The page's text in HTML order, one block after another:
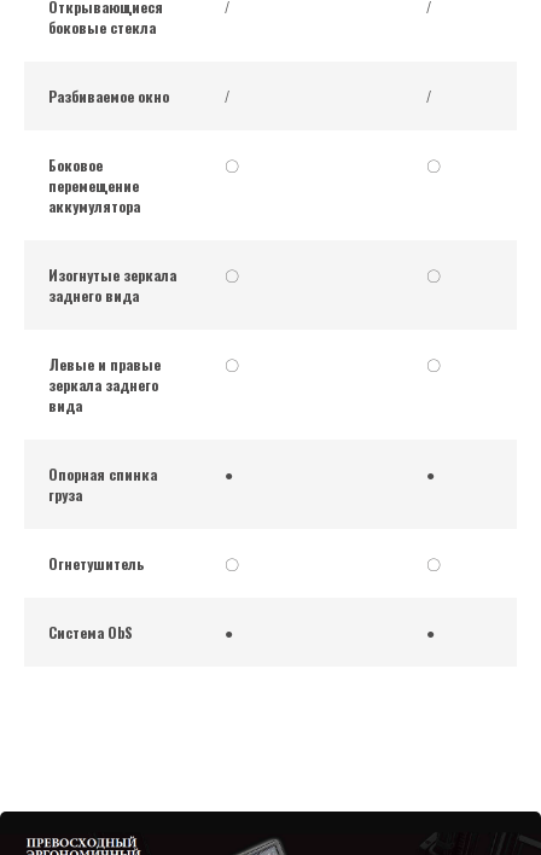
Открывающиеся
боковые стекла
/ /
Разбиваемое окно / /
Боковое
перемещение
аккумулятора
〇 〇
Изогнутые зеркала
заднего вида
〇 〇
Левые и правые
зеркала заднего
вида
〇 〇
Опорная спинка
груза
● ●
Огнетушитель 〇 〇
Система ObS ● ●